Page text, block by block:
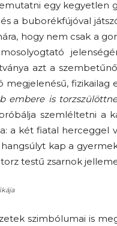
egy kegyetlen
a buborékfújóval
hogy nem csak a
azt a
megjelenésű, fizikailag
embere is
szemléltetni a
a két fiatal herceggel
kap a
testű zsarnok
szimbólumai is